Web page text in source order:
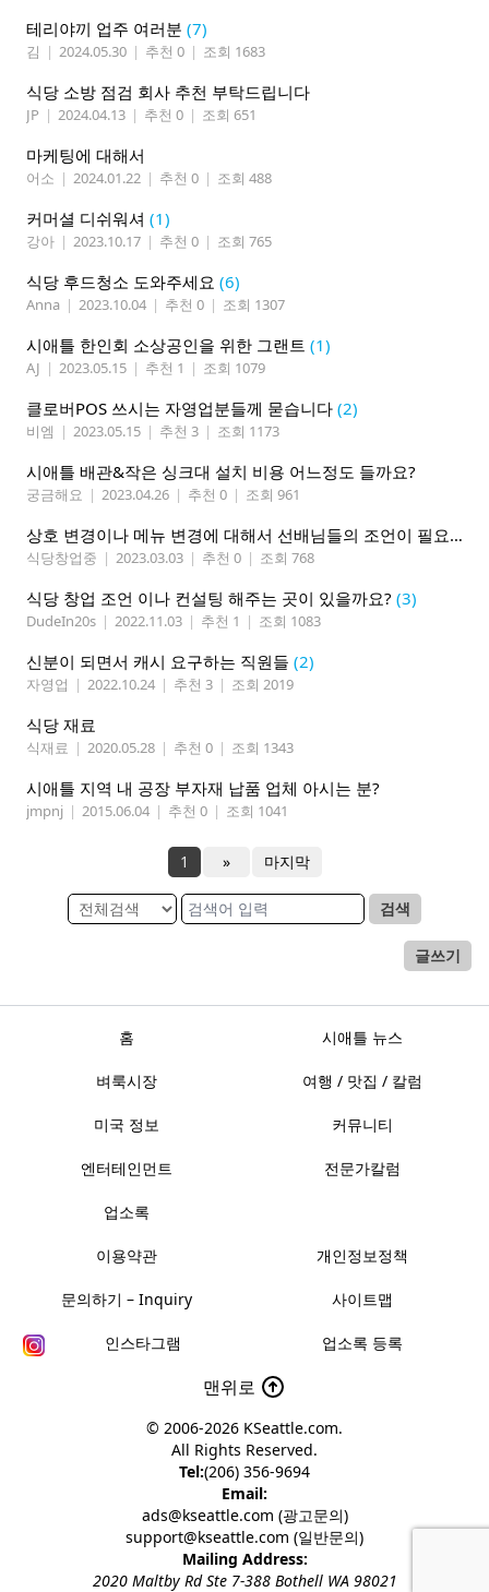
테리야끼 업주 여러분 (7)
김 | 2024.05.30 | 추천 0 | 조회 1683
식당 소방 점검 회사 추천 부탁드립니다
JP | 2024.04.13 | 추천 0 | 조회 651
마케팅에 대해서
어소 | 2024.01.22 | 추천 0 | 조회 488
커머셜 디쉬워셔 (1)
강아 | 2023.10.17 | 추천 0 | 조회 765
식당 후드청소 도와주세요 (6)
Anna | 2023.10.04 | 추천 0 | 조회 1307
시애틀 한인회 소상공인을 위한 그랜트 (1)
AJ | 2023.05.15 | 추천 1 | 조회 1079
클로버POS 쓰시는 자영업분들께 묻습니다 (2)
비엠 | 2023.05.15 | 추천 3 | 조회 1173
시애틀 배관&작은 싱크대 설치 비용 어느정도 들까요?
궁금해요 | 2023.04.26 | 추천 0 | 조회 961
상호 변경이나 메뉴 변경에 대해서 선배님들의 조언이 필요합니다.
식당창업중 | 2023.03.03 | 추천 0 | 조회 768
식당 창업 조언 이나 컨설팅 해주는 곳이 있을까요? (3)
DudeIn20s | 2022.11.03 | 추천 1 | 조회 1083
신분이 되면서 캐시 요구하는 직원들 (2)
자영업 | 2022.10.24 | 추천 3 | 조회 2019
식당 재료
식재료 | 2020.05.28 | 추천 0 | 조회 1343
시애틀 지역 내 공장 부자재 납품 업체 아시는 분?
jmpnj | 2015.06.04 | 추천 0 | 조회 1041
1 » 마지막
검색
글쓰기
홈 시애틀 뉴스
벼룩시장 여행 / 맛집 / 칼럼
미국 정보 커뮤니티
엔터테인먼트 전문가칼럼
업소록
이용약관 개인정보정책
문의하기 – Inquiry 사이트맵
인스타그램 업소록 등록
맨위로
© 2006-2026 KSeattle.com.
All Rights Reserved.
Tel:(206) 356-9694
Email:
ads@kseattle.com (광고문의)
support@kseattle.com (일반문의)
Mailing Address:
2020 Maltby Rd Ste 7-388 Bothell WA 98021